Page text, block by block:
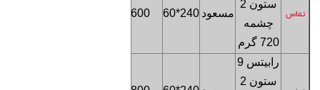
تماس
ستون 2
چشمه
720 گرم
مسعود 240*60
600
رابیتس 9
ستون 2